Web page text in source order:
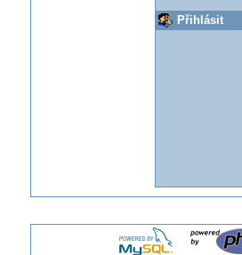
Přihlásit